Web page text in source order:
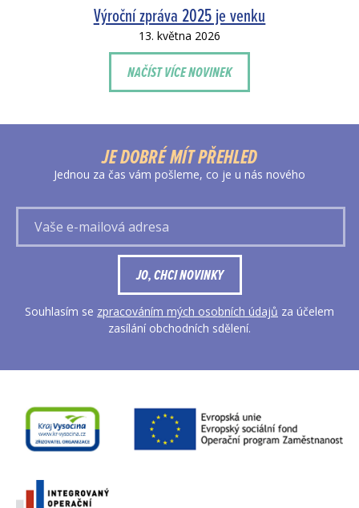
Výroční zpráva 2025 je venku
13. května 2026
NAČÍST VÍCE NOVINEK
JE DOBRÉ MÍT PŘEHLED
Jednou za čas vám pošleme, co je u nás nového
mailová
JO, CHCI NOVINKY
Souhlasím se zpracováním mých osobních údajů za účelem
zasílání obchodních sdělení.